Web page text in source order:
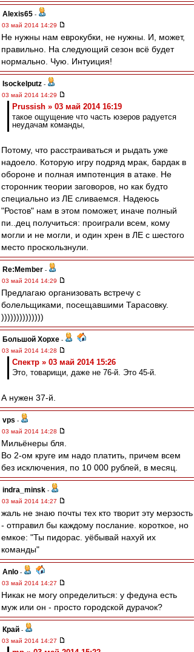
Alexis65 -
03 май 2014 14:29
Не нужны нам еврокубки, не нужны. И, может,
правильно. На следующий сезон всё будет
нормально. Чую. Интуиция!
Isockelputz -
03 май 2014 14:29
Prussish » 03 май 2014 16:19
такое ощущение что часть юзеров радуется
неудачам команды,
Потому, что расстраиваться и рыдать уже
надоело. Которую игру подряд мрак, бардак в
обороне и полная импотенция в атаке. Не
сторонник теории заговоров, но как будто
специально из ЛЕ сливаемся. Надеюсь
"Ростов" нам в этом поможет, иначе полный
пи..дец получиться: проиграли всем, кому
могли и не могли, и один хрен в ЛЕ с шестого
место проскользнули.
Re:Member -
03 май 2014 14:29
Предлагаю организовать встречу с
болельщиками, посещавшими Тарасовку.
))))))))))))))
Большой Хорхе -
03 май 2014 14:28
Спектр » 03 май 2014 15:26
Это, товарищи, даже не 76-й. Это 45-й.
А нужен 37-й.
vps -
03 май 2014 14:28
Мильёнеры бля.
Во 2-ом круге им надо платить, причем всем
без исключения, по 10 000 рублей, в месяц.
indra_minsk -
03 май 2014 14:27
жаль не знаю почты тех кто творит эту мерзость
- отправил бы каждому послание. короткое, но
емкое: "Ты пидорас. уёбывай нахуй их
команды"
Anlo -
03 май 2014 14:27
Никак не могу определиться: у федуна есть
муж или он - просто городской дурачок?
Край -
03 май 2014 14:27